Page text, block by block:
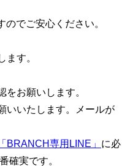
でご安心ください。
す。
お願いします。
いいたします。メールが
「BRANCH専用LINE」 に必
確実です。